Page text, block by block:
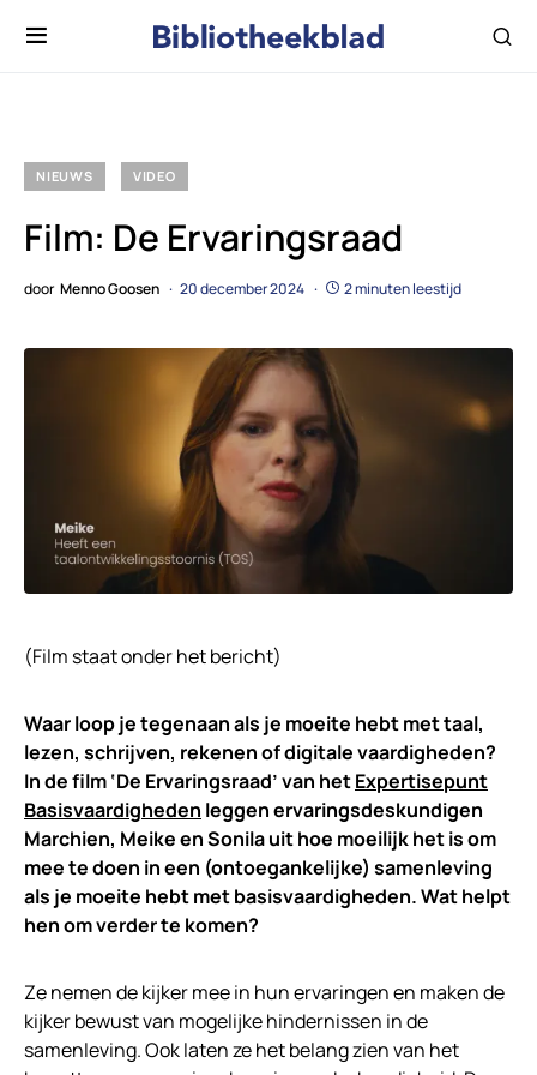
NIEUWS VIDEO
Film: De Ervaringsraad
door Menno Goosen 20 december 2024 2 minuten leestijd
(Film staat onder het bericht)
Waar loop je tegenaan als je moeite hebt met taal,
lezen, schrijven, rekenen of digitale vaardigheden?
In de film ‘De Ervaringsraad’ van hetExpertisepunt
Basisvaardigheden leggen ervaringsdeskundigen
Marchien, Meike en Sonila uit hoe moeilijk het is om
mee te doen in een (ontoegankelijke) samenleving
als je moeite hebt met basisvaardigheden. Wat helpt
hen om verder te komen?
Ze nemen de kijker mee in hun ervaringen en maken de
kijker bewust van mogelijke hindernissen in de
samenleving. Ook laten ze het belang zien van het